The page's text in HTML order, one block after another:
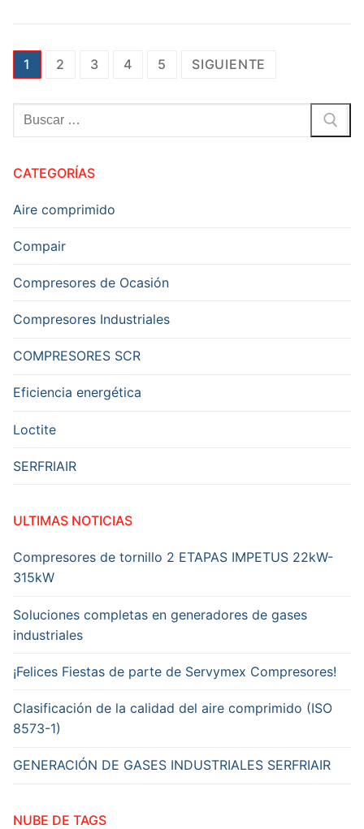
Paginación
entradas
1 2 3 4 5 SIGUIENTE
Buscar:
CATEGORÍAS
Aire comprimido
Compair
Compresores de Ocasión
Compresores Industriales
COMPRESORES SCR
Eficiencia energética
Loctite
SERFRIAIR
ULTIMAS NOTICIAS
Compresores de tornillo 2 ETAPAS IMPETUS 22kW-
315kW
Soluciones completas en generadores de gases
industriales
¡Felices Fiestas de parte de Servymex Compresores!
Clasificación de la calidad del aire comprimido (ISO
8573-1)
GENERACIÓN DE GASES INDUSTRIALES SERFRIAIR
NUBE DE TAGS